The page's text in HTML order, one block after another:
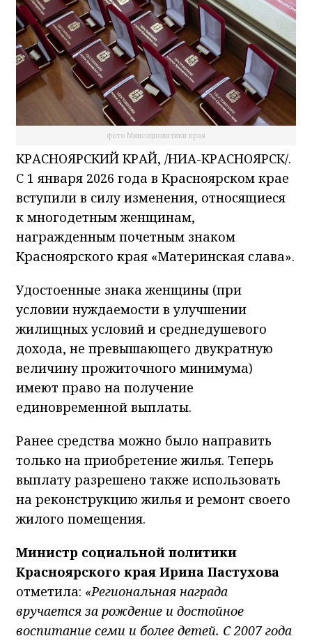
фото Минсоцполитики края
КРАСНОЯРСКИЙ КРАЙ, /НИА-КРАСНОЯРСК/.
С 1 января 2026 года в Красноярском крае
вступили в силу изменения, относящиеся
к многодетным женщинам,
награжденным почетным знаком
Красноярского края «Материнская слава».
Удостоенные знака женщины (при
условии нуждаемости в улучшении
жилищных условий и среднедушевого
дохода, не превышающего двукратную
величину прожиточного минимума)
имеют право на получение
единовременной выплаты.
Ранее средства можно было направить
только на приобретение жилья. Теперь
выплату разрешено также использовать
на реконструкцию жилья и ремонт своего
жилого помещения.
Министр социальной политики
Красноярского края Ирина Пастухова
отметила: «Региональная награда
вручается за рождение и достойное
воспитание семи и более детей. С 2007 года